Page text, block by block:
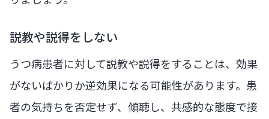
説教や説得をしない
うつ病患者に対して説教や説得をすることは、効果
がないばかりか逆効果になる可能性があります。患
者の気持ちを否定せず、傾聴し、共感的な態度で接